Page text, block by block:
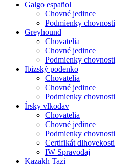
Galgo español
Chovné jedince
Podmienky chovnosti
Greyhound
Chovatelia
Chovné jedince
Podmienky chovnosti
Ibizský podenko
Chovatelia
Chovné jedince
Podmienky chovnosti
Írsky vlkodav
Chovatelia
Chovné jedince
Podmienky chovnosti
Certifikát dlhovekosti
IW Spravodaj
Kazakh Tazi